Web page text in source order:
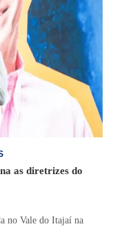
as diretrizes do
no Vale do Itajaí na